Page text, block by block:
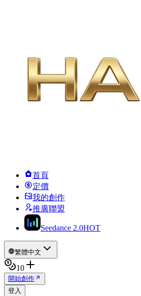
首頁
定價
我的創作
推廣聯盟
Seedance 2.0HOT
繁體中文
10
開始創作
登入